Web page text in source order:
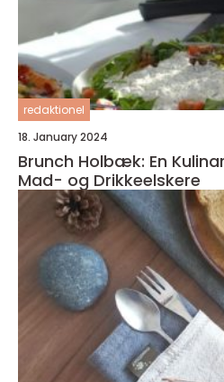
redaktionel
18. January 2024
Brunch Holbæk: En
Mad- og Drikkeelskere